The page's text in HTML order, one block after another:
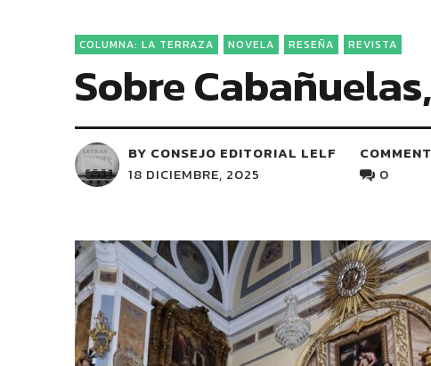
COLUMNA: LA TERRAZA NOVELA RESEÑA REVISTA
Sobre
BY CONSEJO EDITORIAL LELF
18 DICIEMBRE, 2025
0